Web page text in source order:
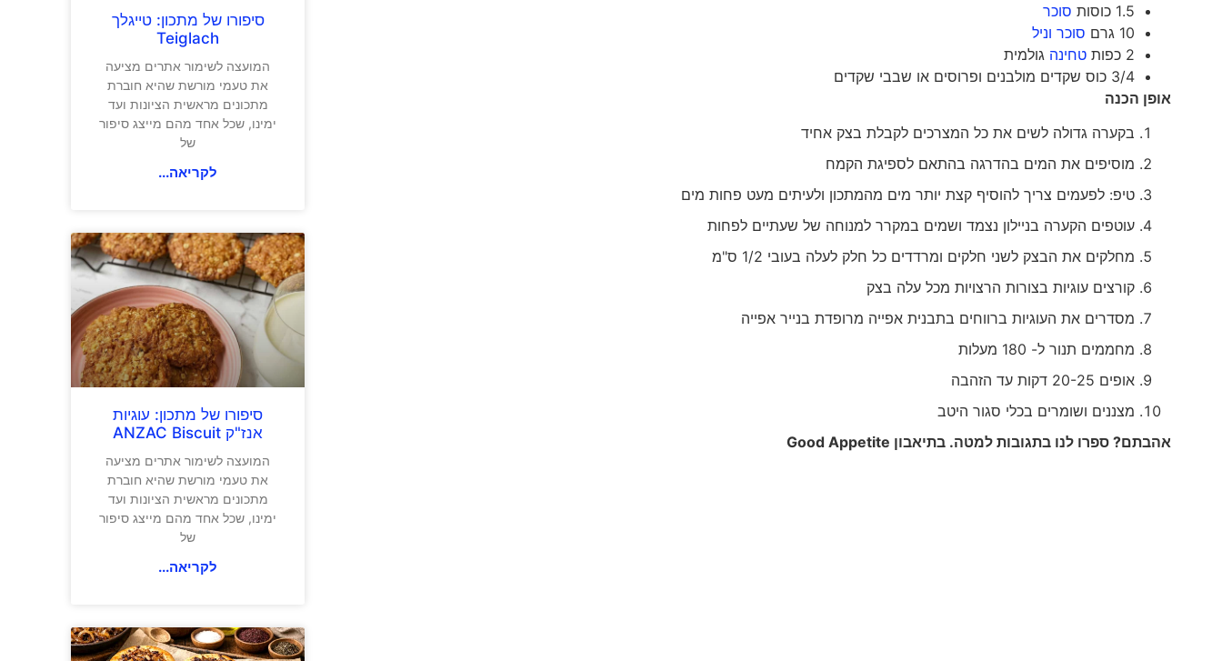
1.5 כוסות
סוכר
10 גרם
סוכר וניל
2 כפות
טחינה גולמית
3/4 כוס שקדים מולבנים ופרוסים או שבבי שקדים
אופן הכנה
בקערה גדולה לשים את כל המצרכים לקבלת בצק אחיד
מוסיפים את המים בהדרגה בהתאם לספיגת הקמח
טיפ: לפעמים צריך להוסיף קצת יותר מים מהמתכון ולעיתים מעט פחות מים
עוטפים הקערה בניילון נצמד ושמים במקרר למנוחה של שעתיים לפחות
מחלקים את הבצק לשני חלקים ומרדדים כל חלק לעלה בעובי 1/2 ס"מ
קורצים עוגיות בצורות הרצויות מכל עלה בצק
מסדרים את העוגיות ברווחים בתבנית אפייה מרופדת בנייר אפייה
מחממים תנור ל- 180 מעלות
אופים 20-25 דקות עד הזהבה
מצננים ושומרים בכלי סגור היטב
אהבתם? ספרו לנו בתגובות למטה. בתיאבון Good Appetite
סיפורו של מתכון: טייגלך
Teiglach
המועצה לשימור אתרים מציעה
את טעמי מורשת שהיא חוברת
מתכונים מראשית הציונות ועד
ימינו, שכל אחד מהם מייצג סיפור
של
לקריאה...
סיפורו של מתכון: עוגיות
אנז"ק ANZAC Biscuit
המועצה לשימור אתרים מציעה
את טעמי מורשת שהיא חוברת
מתכונים מראשית הציונות ועד
ימינו, שכל אחד מהם מייצג סיפור
של
לקריאה...